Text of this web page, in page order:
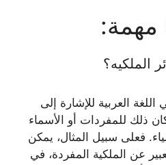
مهمة:
العربية للإشارة إلى
كان ذلك للمفردات أو الأسماء
فعلى سبيل المثال، يمكن
عن الملكية المفردة، في